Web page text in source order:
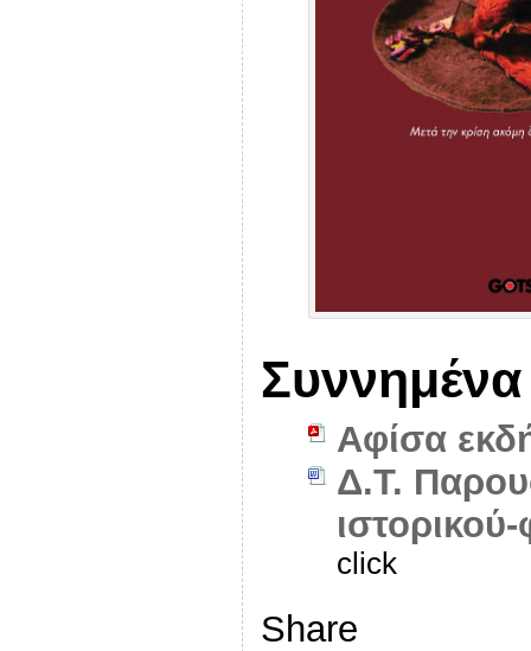
Συννημένα
Αφίσα
Δ.Τ.
click
Share